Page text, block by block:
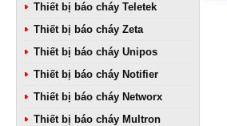
Thiết bị báo cháy Teletek
Thiết bị báo cháy Zeta
Thiết bị báo cháy Unipos
Thiết bị báo cháy Notifier
Thiết bị báo cháy Networx
Thiết bị báo cháy Multron